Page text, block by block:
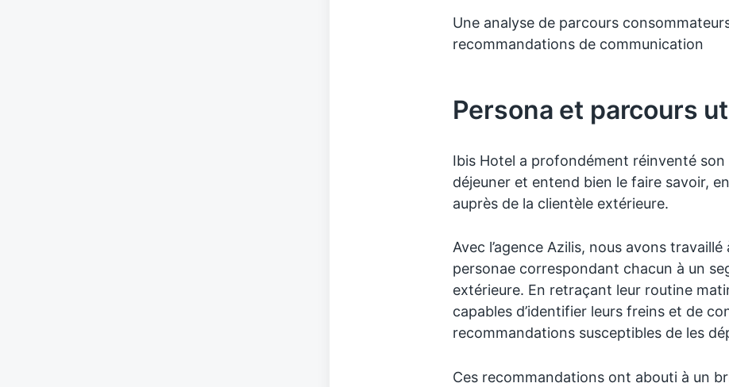
Une analyse de parcours
recommandations de communication
Persona et parcours
Ibis Hotel a profondément réinventé
déjeuner et entend bien le faire savoir,
auprès de la clientèle extérieure.
Avec l’agence Azilis, nous avons
personae correspondant chacun à un
extérieure. En retraçant leur routine
capables d’identifier leurs freins et de
recommandations susceptibles de les
Ces recommandations ont abouti à un